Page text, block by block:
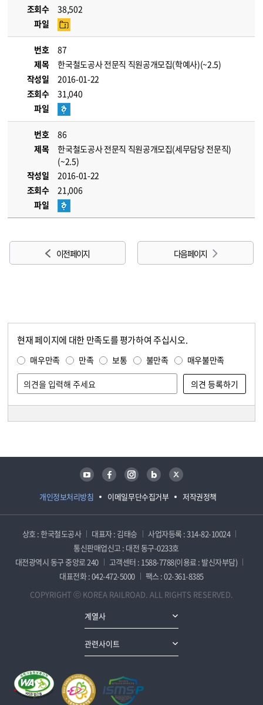
조회수
38,502
파일
번호
87
제목
한국철도공사 전문직 직원공개모집(학예사)(~2.5)
작성일
2016-01-22
조회수
31,040
파일
번호
86
제목
한국철도공사 전문직 직원공개모집(세무담당 전문직)
(~2.5)
작성일
2016-01-22
조회수
21,006
파일
이전 페이지 다음 페이지
현재 페이지에 대한 만족도를 평가하여 주십시오.
매우만족 만족 보통 불만족 매우불만족
개인정보처리방침 이메일무단수집거부 저작권정책
유튜브 페이스북 인스타그램 블로그 트위터
상호 : 한국철도공사 대표자 : 김태승
사업자등록 : 314-82-10024
통신판매업신고 : 대전 동구-0233호
대전광역시 동구 중앙로 240
고객센터 : 1588-7788(이용료 : 발신자부담)
대표전화 : 042-472-5000
팩스 : 02-361-8385
COPYRIGHT ⓒ KOREA RAILROAD. ALL RIGHTS RESERVED.
계열사
관련사이트